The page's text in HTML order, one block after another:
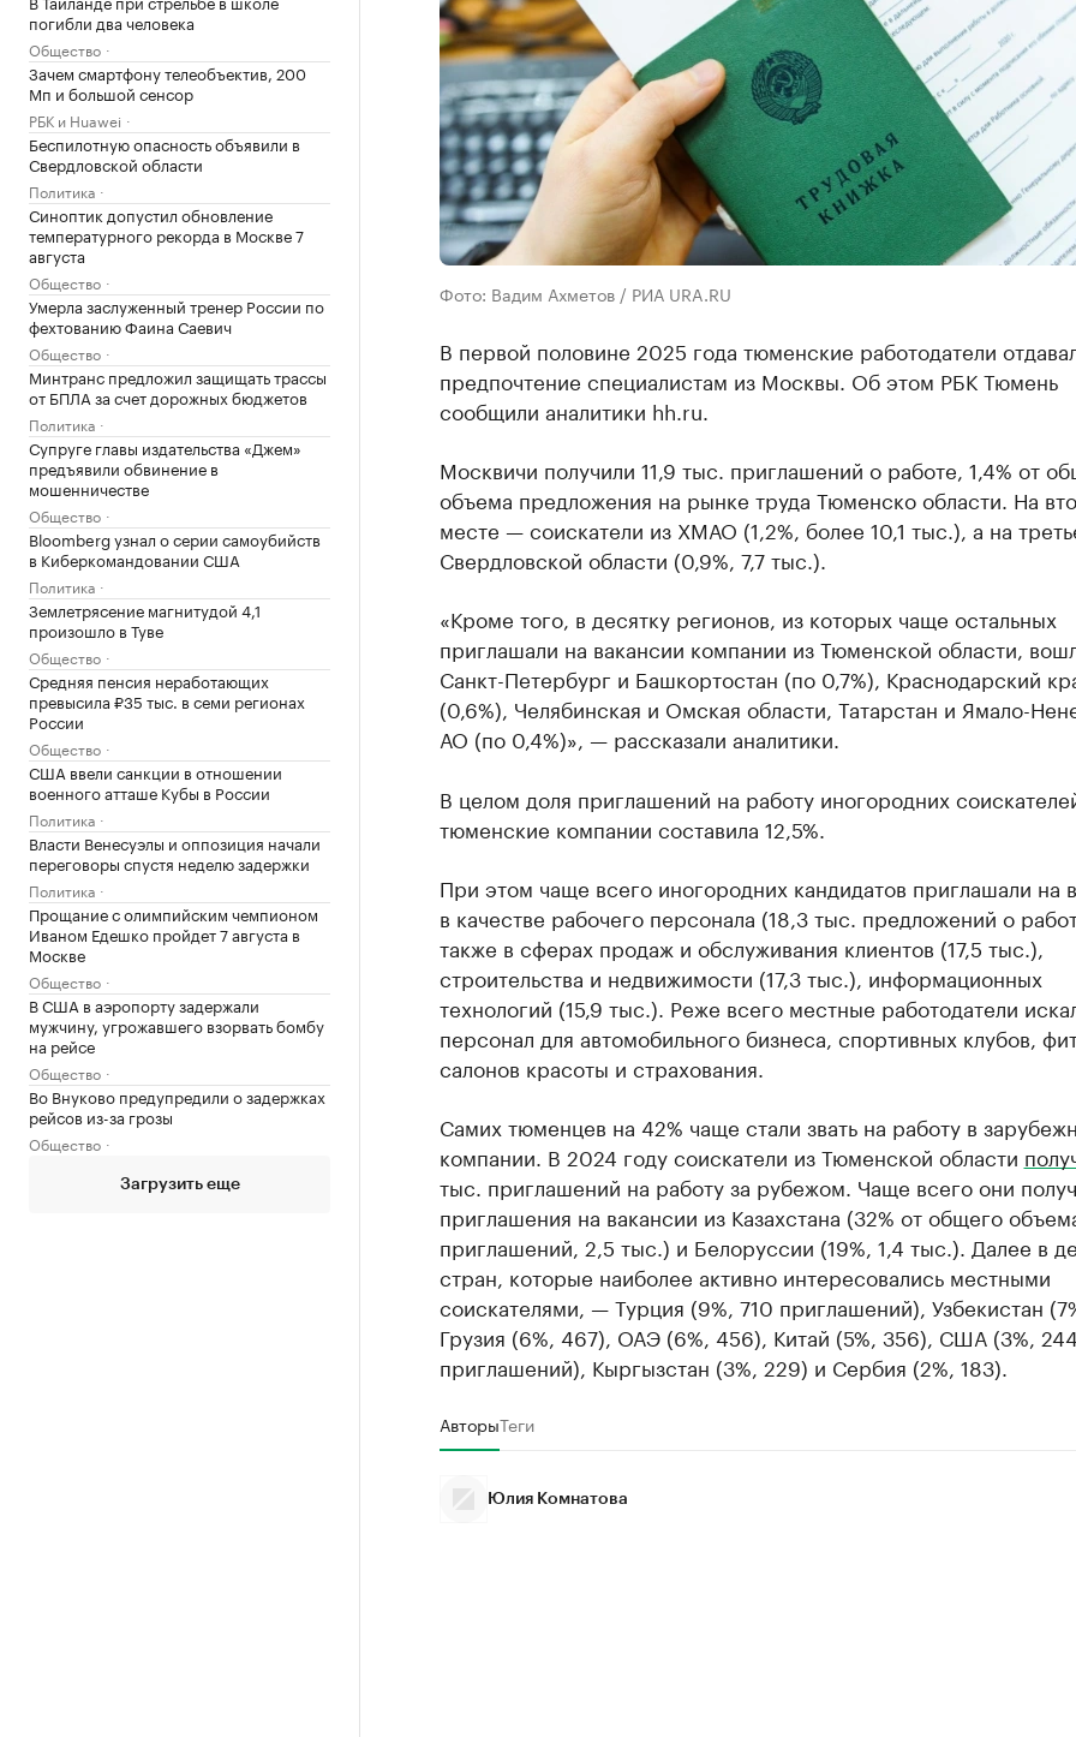
погибли два человека
Общество
Зачем смартфону телеобъектив, 200
Мп и большой сенсор
РБК и Huawei
Беспилотную опасность объявили в
Свердловской области
Политика
Синоптик допустил обновление
температурного рекорда в Москве 7
августа
Общество
Умерла заслуженный тренер России по
фехтованию Фаина Саевич
Общество
Минтранс предложил защищать трассы
от БПЛА за счет дорожных бюджетов
Политика
Супруге главы издательства «Джем»
предъявили обвинение в
мошенничестве
Общество
Bloomberg узнал о серии самоубийств
в Киберкомандовании США
Политика
Землетрясение магнитудой 4,1
произошло в Туве
Общество
Средняя пенсия неработающих
превысила ₽35 тыс. в семи регионах
России
Общество
США ввели санкции в отношении
военного атташе Кубы в России
Политика
Власти Венесуэлы и оппозиция начали
переговоры спустя неделю задержки
Политика
Прощание с олимпийским чемпионом
Иваном Едешко пройдет 7 августа в
Москве
Общество
В США в аэропорту задержали
мужчину, угрожавшего взорвать бомбу
на рейсе
Общество
Во Внуково предупредили о задержках
рейсов из-за грозы
Общество
Загрузить еще
Фото: Вадим Ахметов / РИА URA.RU
В первой половине 2025 года тюменские работодатели
предпочтение специалистам из Москвы. Об этом РБК Тюмень
сообщили аналитики hh.ru.
Москвичи получили 11,9 тыс. приглашений о работе, 1,4% от
объема предложения на рынке труда Тюменско области. На
месте — соискатели из ХМАО (1,2%, более 10,1 тыс.), а на
Свердловской области (0,9%, 7,7 тыс.).
«Кроме того, в десятку регионов, из которых чаще остальных
приглашали на вакансии компании из Тюменской области,
Санкт-Петербург и Башкортостан (по 0,7%), Краснодарский
(0,6%), Челябинская и Омская области, Татарстан и Ямало-
АО (по 0,4%)», — рассказали аналитики.
В целом доля приглашений на работу иногородних
тюменские компании составила 12,5%.
При этом чаще всего иногородних кандидатов приглашали на
в качестве рабочего персонала (18,3 тыс. предложений о
также в сферах продаж и обслуживания клиентов (17,5 тыс.),
строительства и недвижимости (17,3 тыс.), информационных
технологий (15,9 тыс.). Реже всего местные работодатели
персонал для автомобильного бизнеса, спортивных клубов,
салонов красоты и страхования.
Самих тюменцев на 42% чаще стали звать на работу в
компании. В 2024 году соискатели из Тюменской области
тыс. приглашений на работу за рубежом. Чаще всего они
приглашения на вакансии из Казахстана (32% от общего
приглашений, 2,5 тыс.) и Белоруссии (19%, 1,4 тыс.). Далее в
стран, которые наиболее активно интересовались местными
соискателями, — Турция (9%, 710 приглашений), Узбекистан
Грузия (6%, 467), ОАЭ (6%, 456), Китай (5%, 356), США (3%,
приглашений), Кыргызстан (3%, 229) и Сербия (2%, 183).
АвторыТеги
Юлия Комнатова